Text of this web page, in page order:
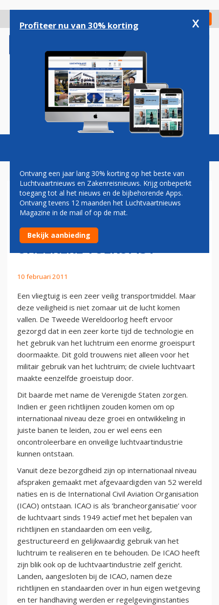
gaan
Check in
Magazine Podcasts Vacatures
DANNY GOERGEN:
LUCHTVAARTREGELGEVING,
ONDERHOUD EN EEN
ONZEKERE TOEKOMST
10 februari 2011
Een vliegtuig is een zeer veilig transportmiddel. Maar
deze veiligheid is niet zomaar uit de lucht komen
vallen. De Tweede Wereldoorlog heeft ervoor
gezorgd dat in een zeer korte tijd de technologie en
het gebruik van het luchtruim een enorme groeispurt
doormaakte. Dit gold trouwens niet alleen voor het
militair gebruik van het luchtruim; de civiele luchtvaart
maakte eenzelfde groeistuip door.
Dit baarde met name de Verenigde Staten zorgen.
Indien er geen richtlijnen zouden komen om op
internationaal niveau deze groei en ontwikkeling in
juiste banen te leiden, zou er wel eens een
oncontroleerbare en onveilige luchtvaartindustrie
kunnen ontstaan.
Vanuit deze bezorgdheid zijn op internationaal niveau
afspraken gemaakt met afgevaardigden van 52 wereld
naties en is de International Civil Aviation Organisation
(ICAO) ontstaan. ICAO is als ‘brancheorganisatie’ voor
de luchtvaart sinds 1949 actief met het bepalen van
richtlijnen en standaarden om een veilig,
gestructureerd en gelijkwaardig gebruik van het
luchtruim te realiseren en te behouden. De ICAO heeft
zijn blik ook op de luchtvaartindustrie zelf gericht.
Landen, aangesloten bij de ICAO, namen deze
richtlijnen en standaarden over in hun eigen wetgeving
en ter handhaving werden er regelgevinginstanties
Profiteer nu van 30% korting x
Ontvang een jaar lang 30% korting op het beste van
Luchtvaartnieuws en Zakenreisnieuws. Krijg onbeperkt
toegang tot al het nieuws en de bijbehorende Apps.
Ontvang tevens 12 maanden het Luchtvaartnieuws
Magazine in de mail of op de mat.
Bekijk aanbieding